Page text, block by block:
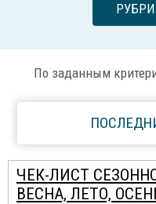
По заданным
ЧЕК-ЛИСТ
ВЕСНА, ЛЕТО,